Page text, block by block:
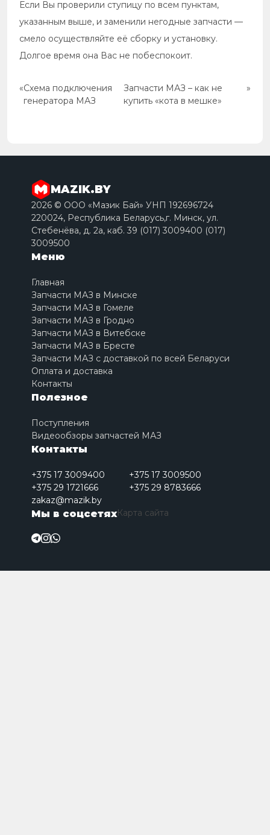
Если Вы проверили ступицу по всем пунктам,
указанным выше, и заменили негодные запчасти —
смело осуществляйте её сборку и установку.
Долгое время она Вас не побеспокоит.
«Схема подключения
генератора МАЗ
Запчасти МАЗ – как не
купить «кота в мешке»
»
MAZIK.BY
2026 © ООО «Мазик Бай» УНП 192696724
220024, Республика Беларусь,г. Минск, ул.
Стебенёва, д. 2a, каб. 39 (017) 3009400 (017)
3009500
Меню
Главная
Запчасти МАЗ в Минске
Запчасти МАЗ в Гомеле
Запчасти МАЗ в Гродно
Запчасти МАЗ в Витебске
Запчасти МАЗ в Бресте
Запчасти МАЗ с доставкой по всей Беларуси
Оплата и доставка
Контакты
Полезное
Поступления
Видеообзоры запчастей МАЗ
Контакты
+375 17 3009400
+375 17 3009500
+375 29 1721666
+375 29 8783666
zakaz@mazik.by
Мы в соцсетяхКарта сайта